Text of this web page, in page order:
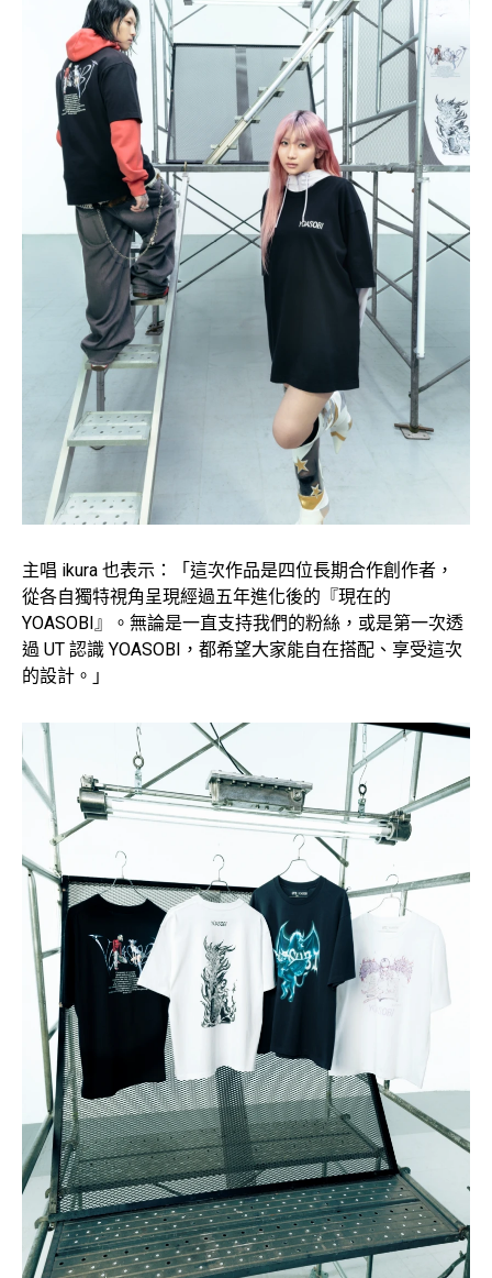
主唱 ikura 也表示：「這次作品是四位長期合作創作者，
從各自獨特視角呈現經過五年進化後的『現在的
YOASOBI』。無論是一直支持我們的粉絲，或是第一次透
過 UT 認識 YOASOBI，都希望大家能自在搭配、享受這次
的設計。」